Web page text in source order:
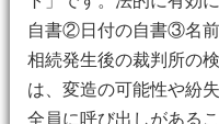
自書②日付の自書③名
相続発生後の裁判所の
は、変造の可能性や紛
全員に呼び出しがある